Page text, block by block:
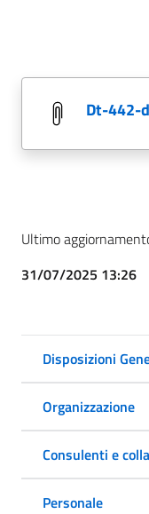
dt-
Ultimo
31/07/2025 13:26
Disposizioni
Organizzazione
Consulenti e
Personale